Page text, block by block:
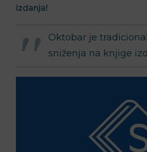
izdanja!
Oktobar je
sniženja na knjige